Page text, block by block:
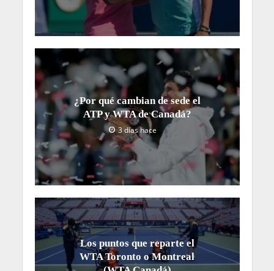
¿Por qué cambian de sede el
ATP y WTA de Canadá?
3 días hace
Los puntos que reparte el
WTA Toronto o Montreal